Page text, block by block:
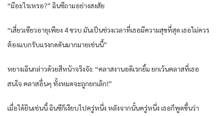
“มีอะไรเหรอ?” ฉินซีถามอย่างสงสัย
“เสี่ยวเซียวอายุเพียง 4 ขวบ มันเป็นช่วงเวลาที่เธอมีความสุขที่สุด เธอไม่ควร
ต้องแบกรับแรงกดดันมากมายเช่นนี้”
หยางเฉินกล่าวด้วยสีหน้าจริงจัง: “คลาสงานอดิเรกยิ้ม ยกเว้นคลาสที่เธอ
สนใจ คลาสอื่นๆ ทั้งหมดจะถูกยกเลิก!”
เมื่อได้ยินเช่นนี้ ฉินซีก็เงียบไปครู่หนึ่ง หลังจากนั้นครู่หนึ่ง เธอก็พูดขึ้นว่า